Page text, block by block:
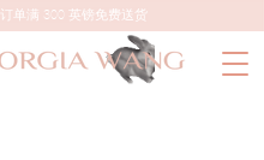
订单满 300 英镑免费送货